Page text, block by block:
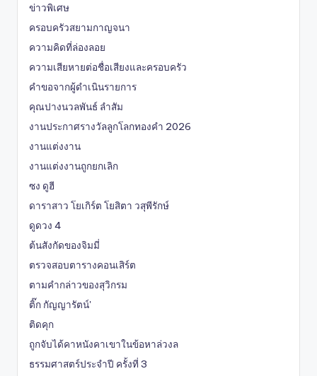
ข่าวพิเศษ
ครอบครัวสยามกาญจนา
ความคิดที่ล่องลอย
ความเสียหายต่อชื่อเสียงและครอบครัว
คำขอจากผู้ดำเนินรายการ
คุณปางนวลพันธ์ ลำสัม
งานประกาศรางวัลลูกโลกทองคำ 2026
งานแต่งงาน
งานแต่งงานถูกยกเลิก
ซง ดูฮี
ดาราสาว โยเกิร์ต โยสิตา วสุพีรักษ์
ดูดวง 4
ต้นสังกัดของจิมมี่
ตรวจสอบตารางคอนเสิร์ต
ตามคำกล่าวของสุวิกรม
ติ๊ก กัญญารัตน์'
ติดคุก
ถูกจับได้คาหนังคาเขาในข้อหาล่วงล
ธรรมศาสตร์ประจำปี ครั้งที่ 3